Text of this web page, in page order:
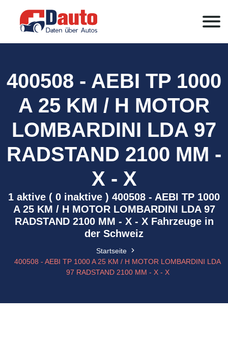
400508 - AEBI TP 1000
A 25 KM / H MOTOR
LOMBARDINI LDA 97
RADSTAND 2100 MM -
X - X
1 aktive ( 0 inaktive ) 400508 - AEBI TP 1000
A 25 KM / H MOTOR LOMBARDINI LDA 97
RADSTAND 2100 MM - X - X Fahrzeuge in
der Schweiz
Startseite
400508 - AEBI TP 1000 A 25 KM / H MOTOR LOMBARDINI LDA
97 RADSTAND 2100 MM - X - X